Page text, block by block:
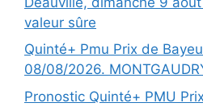
valeur sûre
Quinté+ Pmu Prix de
08/08/2026.
Pronostic Quinté+ PMU